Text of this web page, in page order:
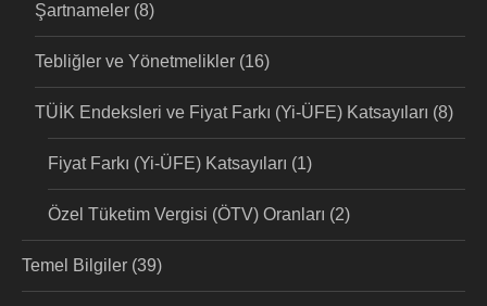
Şartnameler (8)
Tebliğler ve Yönetmelikler (16)
TÜİK Endeksleri ve Fiyat Farkı (Yi-ÜFE) Katsayıları (8)
Fiyat Farkı (Yi-ÜFE) Katsayıları (1)
Özel Tüketim Vergisi (ÖTV) Oranları (2)
Temel Bilgiler (39)